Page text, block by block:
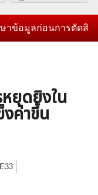
อมูลก่อนการตัดสินใจ
ฟรีซิกแนล รายวัน
พันธบัตร
น Forex
ยุดยิงใน
ค่าขึ้น